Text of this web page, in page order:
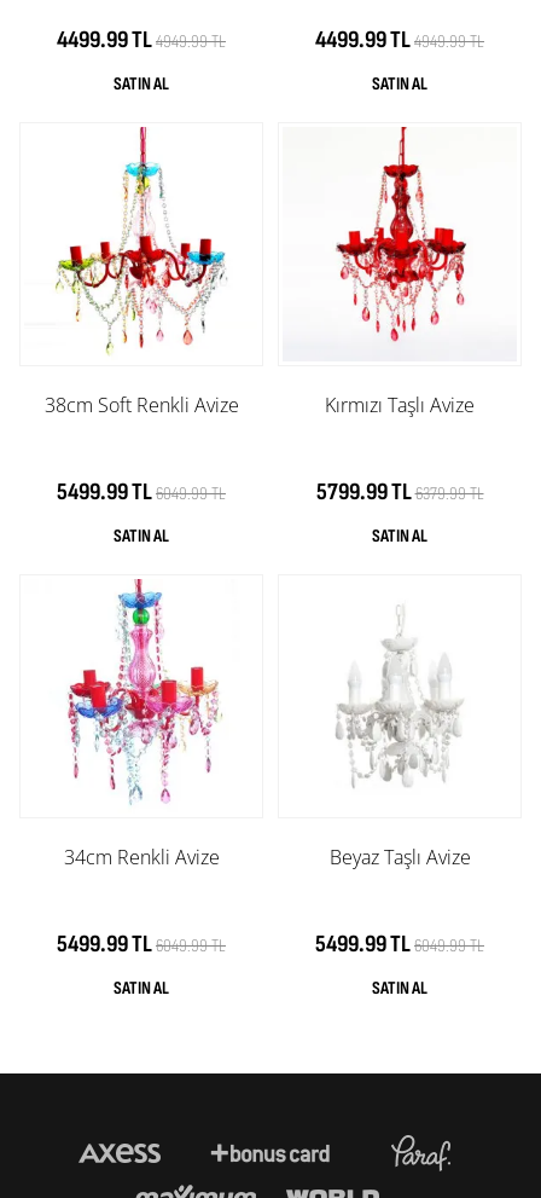
4499.99 TL4949.99 TL 4499.99 TL4949.99 TL
38cm Soft Renkli Avize
5499.99 TL6049.99 TL
Kırmızı Taşlı Avize
5799.99 TL6379.99 TL
34cm Renkli Avize
5499.99 TL6049.99 TL
Beyaz Taşlı Avize
5499.99 TL6049.99 TL